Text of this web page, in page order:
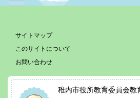
サイトマップ
このサイトについて
お問い合わせ
稚内市役所教育委員会教